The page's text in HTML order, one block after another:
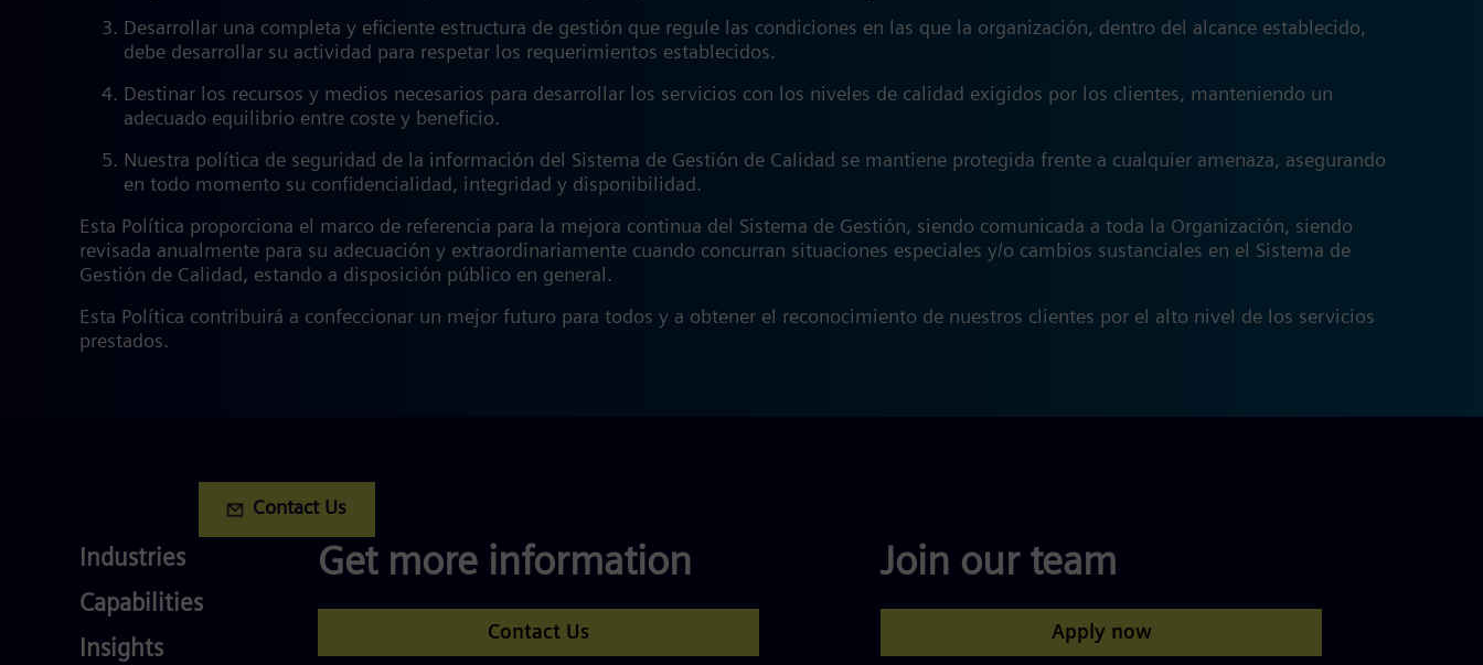
Desarrollar una completa y eficiente estructura de gestión que regule las condiciones en las que la organización, dentro del alcance establecido,
debe desarrollar su actividad para respetar los requerimientos establecidos.
Destinar los recursos y medios necesarios para desarrollar los servicios con los niveles de calidad exigidos por los clientes, manteniendo un
adecuado equilibrio entre coste y beneficio.
Nuestra política de seguridad de la información del Sistema de Gestión de Calidad se mantiene protegida frente a cualquier amenaza, asegurando
en todo momento su confidencialidad, integridad y disponibilidad.
Esta Política proporciona el marco de referencia para la mejora continua del Sistema de Gestión, siendo comunicada a toda la Organización, siendo
revisada anualmente para su adecuación y extraordinariamente cuando concurran situaciones especiales y/o cambios sustanciales en el Sistema de
Gestión de Calidad, estando a disposición público en general.
Esta Política contribuirá a confeccionar un mejor futuro para todos y a obtener el reconocimiento de nuestros clientes por el alto nivel de los servicios
prestados.
Contact Us
Industries
Industries
Services
Capabilities
Competences
Insights
Get more information
Contact Us
Join our team
Apply now